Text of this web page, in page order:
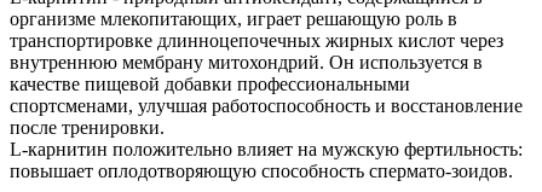
организме млекопитающих, играет решающую роль в
транспортировке длинноцепочечных жирных кислот через
внутреннюю мембрану митохондрий. Он используется в
качестве пищевой добавки профессиональными
спортсменами, улучшая работоспособность и восстановление
после тренировки.
L-карнитин положительно влияет на мужскую фертильность:
повышает оплодотворяющую способность спермато-зоидов.